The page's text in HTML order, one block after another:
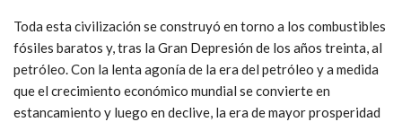
Toda esta civilización se construyó en torno a los combustibles
fósiles baratos y, tras la Gran Depresión de los años treinta, al
petróleo. Con la lenta agonía de la era del petróleo y a medida
que el crecimiento económico mundial se convierte en
estancamiento y luego en declive, la era de mayor prosperidad